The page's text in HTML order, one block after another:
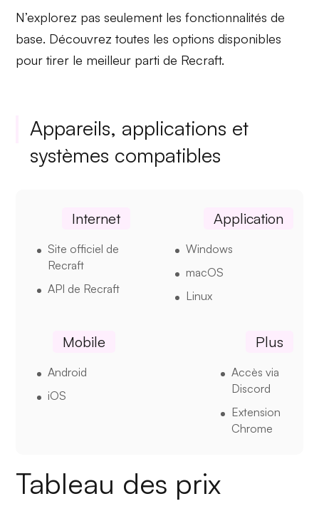
N’explorez pas seulement lesfonctionnalités de
base. Découvrez toutes les options disponibles
pour tirer le meilleur parti de Recraft.
Appareils, applications et
systèmes compatibles
Internet
Site officiel de
Recraft
API de Recraft
Application
Windows
macOS
Linux
Mobile
Android
iOS
Plus
Accès via
Discord
Extension
Chrome
Tableau des prix